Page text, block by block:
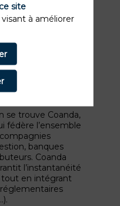
FinTech
reconnue
est de donner à
chaque
grâce à
une expertise
trouve Coanda,
fédère l’ensemble
banques
Coanda
l’instantanéité
tout en intégrant
site
à améliorer